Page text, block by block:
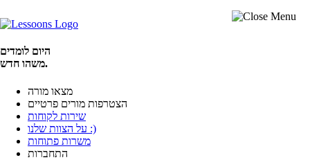
היום לומדים
משהו חדש.
מצאו מורה
הצטרפות מורים פרטיים
שירות לקוחות
על הצוות שלנו :)
משרות פתוחות
התחברות